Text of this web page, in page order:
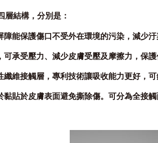
層結構，分別是：
能保護傷口不受外在環境的污染，減少汙
承受壓力、減少皮膚受壓及摩擦力，保護
維接觸層，專利技術讓吸收能力更好，
貼於皮膚表面避免撕除傷。可分為全接